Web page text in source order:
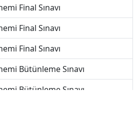
Final Sınavı
Final Sınavı
Final Sınavı
Bütünleme Sınavı
Bütünleme Sınavı